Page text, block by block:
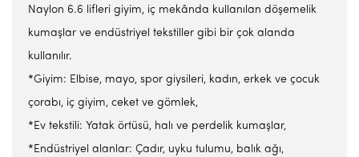
Naylon 6.6 lifleri giyim, iç mekânda kullanılan döşemelik
kumaşlar ve endüstriyel tekstiller gibi bir çok alanda
kullanılır.
*Giyim: Elbise, mayo, spor giysileri, kadın, erkek ve çocuk
çorabı, iç giyim, ceket ve gömlek,
*Ev tekstili: Yatak örtüsü, halı ve perdelik kumaşlar,
*Endüstriyel alanlar: Çadır, uyku tulumu, balık ağı,